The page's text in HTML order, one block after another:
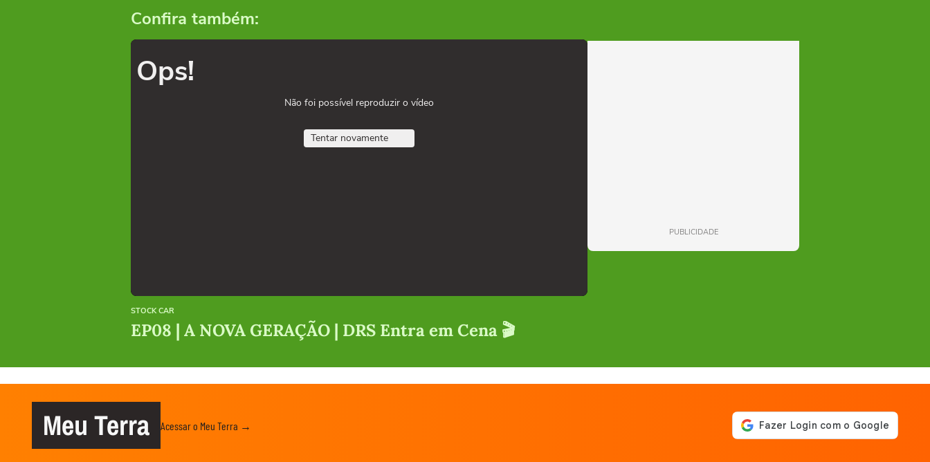
Confira também:
Ops!
Não foi possível reproduzir o vídeo
Tentar novamente
STOCK CAR
EP08 | A NOVA GERAÇÃO | DRS Entra em Cena 🎬
PUBLICIDADE
Meu Terra Acessar o Meu Terra →